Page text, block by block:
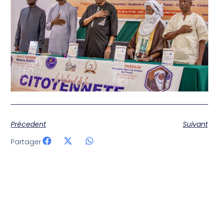
Précedent
Suivant
Partager